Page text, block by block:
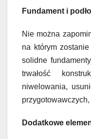
Fundament i
Nie można
na którym
solidne
trwałość
niwelowania,
przygotowawczych,
Dodatkowe